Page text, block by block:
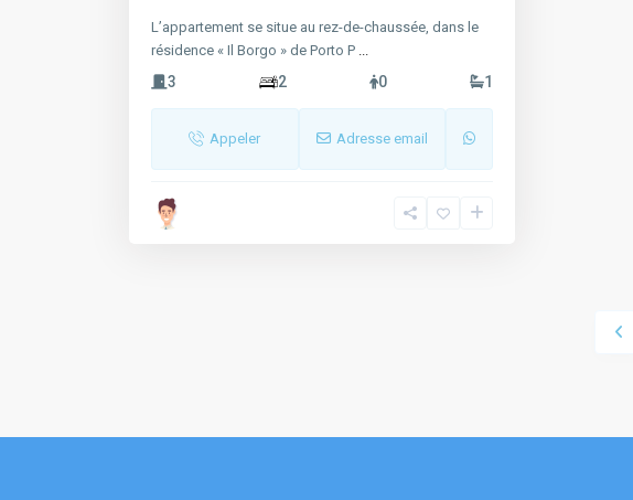
L’appartement se situe au rez-de-chaussée, dans le
résidence « Il Borgo » de Porto P
3 2 0 1
Appeler Adresse email